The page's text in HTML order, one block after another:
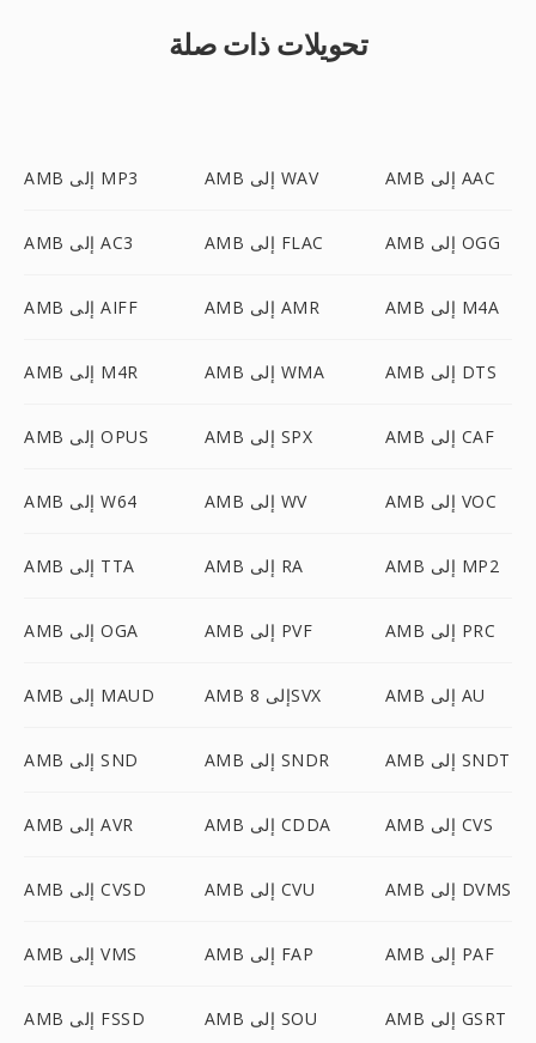
تحويلات ذات صلة
AMB إلى MP3 AMB إلى WAV AMB إلى AAC
AMB إلى AC3 AMB إلى FLAC AMB إلى OGG
AMB إلى AIFF AMB إلى AMR AMB إلى M4A
AMB إلى M4R AMB إلى WMA AMB إلى DTS
AMB إلى OPUS AMB إلى SPX AMB إلى CAF
AMB إلى W64 AMB إلى WV AMB إلى VOC
AMB إلى TTA AMB إلى RA AMB إلى MP2
AMB إلى OGA AMB إلى PVF AMB إلى PRC
AMB إلى MAUD AMB إلى 8SVX AMB إلى AU
AMB إلى SND AMB إلى SNDR AMB إلى SNDT
AMB إلى AVR AMB إلى CDDA AMB إلى CVS
AMB إلى CVSD AMB إلى CVU AMB إلى DVMS
AMB إلى VMS AMB إلى FAP AMB إلى PAF
AMB إلى FSSD AMB إلى SOU AMB إلى GSRT